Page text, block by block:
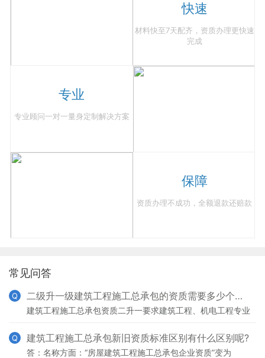
快速
材料快至7天配齐，资质办理更快速
完成
专业
专业顾问一对一量身定制解决方案
保障
资质办理不成功，全额退款还赔款
常见问答
二级升一级建筑工程施工总承包的资质需要多少个建造师？
建筑工程施工总承包资质二升一要求建筑工程、机电工程专业
建造师不少于9人。
Q
建筑工程施工总承包新旧资质标准区别有什么区别呢?
答：名称方面：“房屋建筑工程施工总承包企业资质”变为
Q